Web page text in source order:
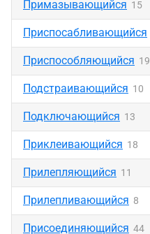
Примазывающийся 15
Приспосабливающийся
Приспособляющийся 19
Подстраивающийся 10
Подключающийся 13
Приклеивающийся 18
Прилепляющийся 11
Прилепливающийся 8
Присоединяющийся 44